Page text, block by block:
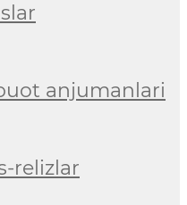
anjumanlari
relizlar